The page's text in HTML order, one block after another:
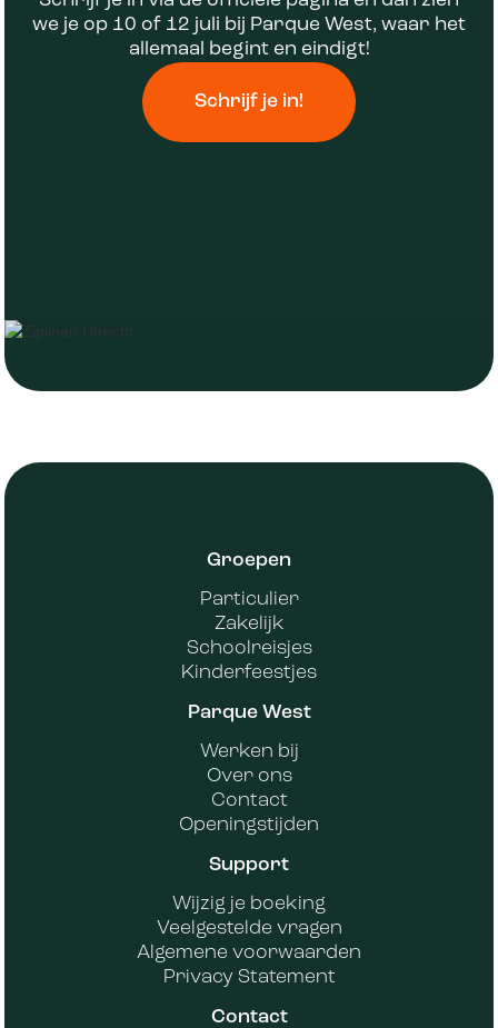
we je op 10 of 12 juli bij Parque West, waar het
allemaal begint en eindigt!
Schrijf je in!
Groepen
Particulier
Zakelijk
Schoolreisjes
Kinderfeestjes
Parque West
Werken bij
Over ons
Contact
Openingstijden
Support
Wijzig je boeking
Veelgestelde vragen
Algemene voorwaarden
Privacy Statement
Contact